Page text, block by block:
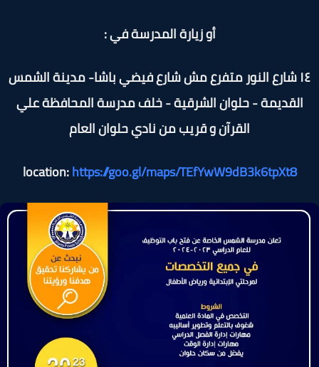
أو زيارة المدرسة في :
١٤ شارع النور متفرع مش شارع فيضي باشا- مدينة الشمس
القديمة - حلوان الشرقية - خلف مدرسة المحافظة علي
القرآن و قريب من نادي حلوان العام
location:https://goo.gl/maps/TEfYwW9dB3k6tpXt8